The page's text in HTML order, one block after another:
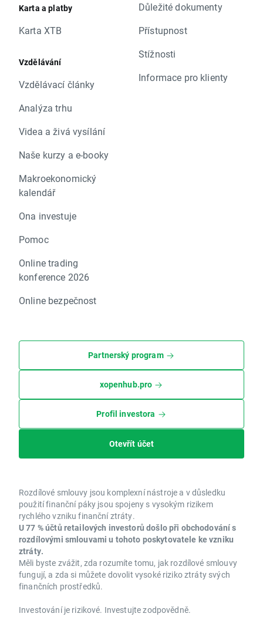
Karta a platby
Karta XTB
Vzdělávání
Vzdělávací články
Analýza trhu
Videa a živá vysílání
Naše kurzy a e-booky
Makroekonomický
kalendář
Ona investuje
Pomoc
Online trading
konference 2026
Online bezpečnost
Důležité dokumenty
Přístupnost
Stížnosti
Informace pro klienty
Partnerský program
xopenhub.pro
Profil investora
Otevřít účet
Rozdílové smlouvy jsou komplexní nástroje a v důsledku
použití finanční páky jsou spojeny s vysokým rizikem
rychlého vzniku finanční ztráty.
U 77 % účtů retailových investorů došlo při obchodování s
rozdílovými smlouvami u tohoto poskytovatele ke vzniku
ztráty.
Měli byste zvážit, zda rozumíte tomu, jak rozdílové smlouvy
fungují, a zda si můžete dovolit vysoké riziko ztráty svých
finančních prostředků.
Investování je rizikové. Investujte zodpovědně.